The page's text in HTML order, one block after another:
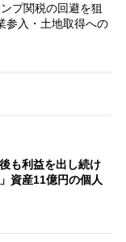
プ関税の回避を狙
入・土地取得への
も利益を出し続け
資産11億円の個人